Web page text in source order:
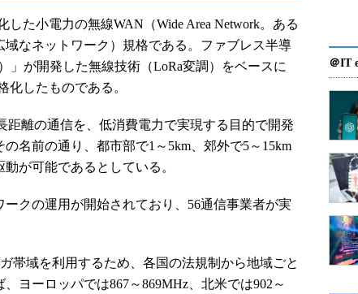
た小電力の無線WAN（Wide Area Network。ある
なネットワーク）規格である。ファブレス半導
」が開発した無線技術（LoRa変調）をベースに
したものである。
距離の通信を、低消費電力で実現する目的で開発
名前の通り、都市部で1～5km、郊外で5～15km
が可能であるとしている。
クの運用が開始されており、56通信事業者が実
帯域を利用するため、各国の法規制から地域ごと
ヨーロッパでは867～869MHz、北米では902～
＠IT